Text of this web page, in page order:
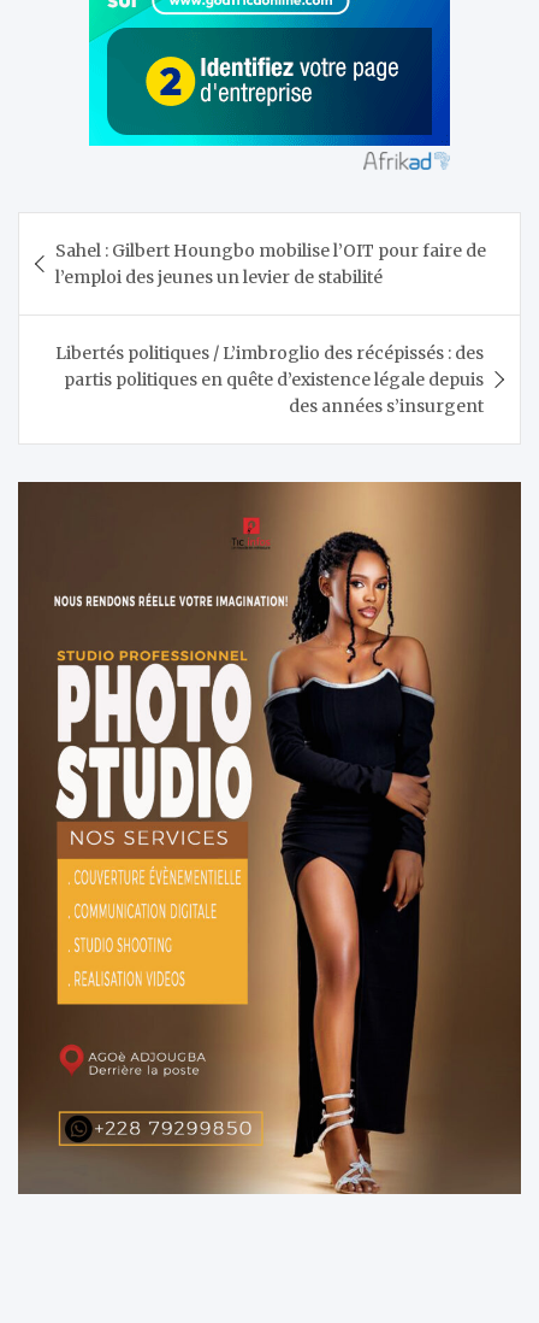
de
l’article
Sahel : Gilbert Houngbo mobilise l’OIT pour faire de
l’emploi des jeunes un levier de stabilité
Libertés politiques / L’imbroglio des récépissés : des
partis politiques en quête d’existence légale depuis
des années s’insurgent